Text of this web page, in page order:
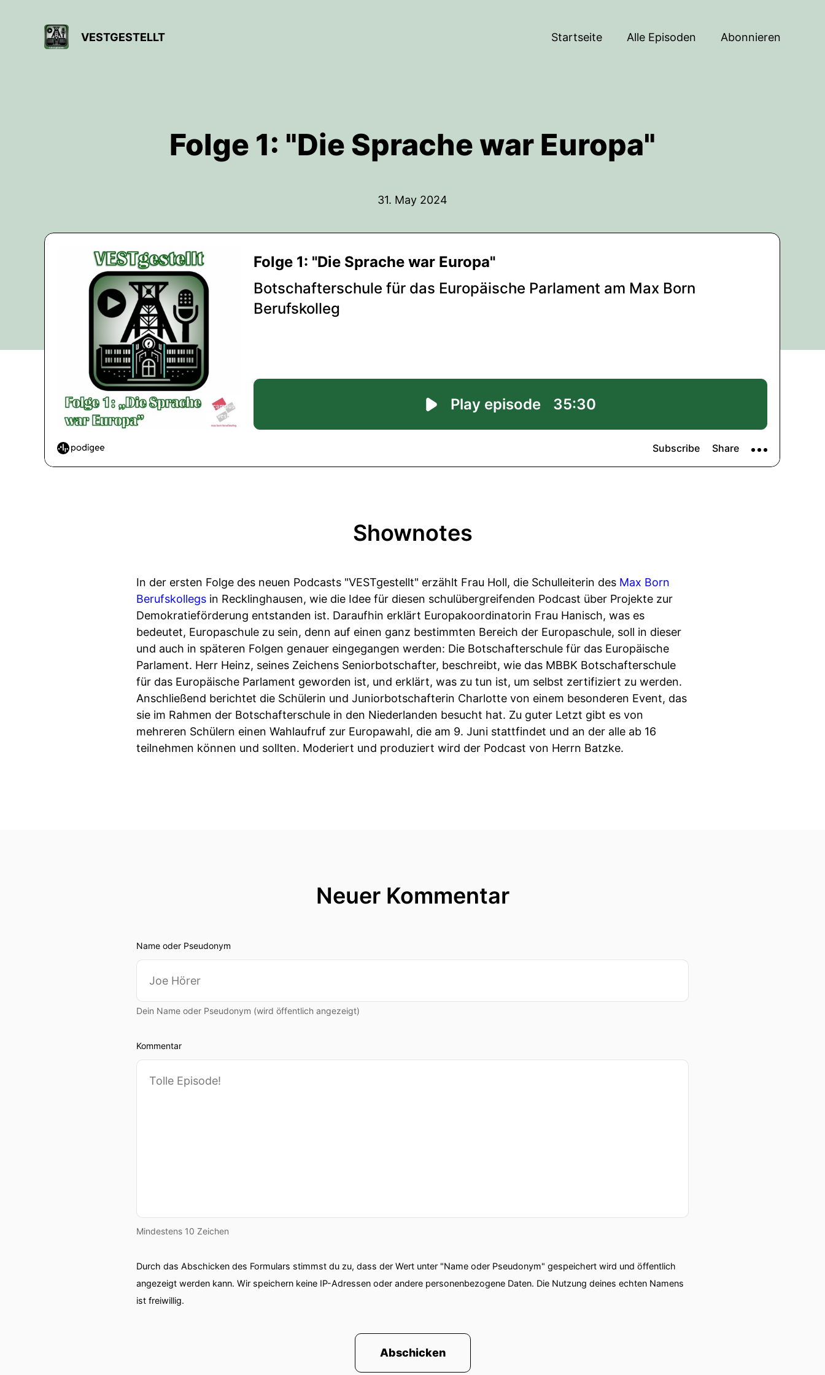
VESTGESTELLT Startseite Alle Episoden Abonnieren
Folge 1: "Die Sprache war Europa"
31. May 2024
Shownotes
In der ersten Folge des neuen Podcasts "VESTgestellt" erzählt Frau Holl, die Schulleiterin des Max Born
Berufskollegs in Recklinghausen, wie die Idee für diesen schulübergreifenden Podcast über Projekte zur
Demokratieförderung entstanden ist. Daraufhin erklärt Europakoordinatorin Frau Hanisch, was es
bedeutet, Europaschule zu sein, denn auf einen ganz bestimmten Bereich der Europaschule, soll in dieser
und auch in späteren Folgen genauer eingegangen werden: Die Botschafterschule für das Europäische
Parlament. Herr Heinz, seines Zeichens Seniorbotschafter, beschreibt, wie das MBBK Botschafterschule
für das Europäische Parlament geworden ist, und erklärt, was zu tun ist, um selbst zertifiziert zu werden.
Anschließend berichtet die Schülerin und Juniorbotschafterin Charlotte von einem besonderen Event, das
sie im Rahmen der Botschafterschule in den Niederlanden besucht hat. Zu guter Letzt gibt es von
mehreren Schülern einen Wahlaufruf zur Europawahl, die am 9. Juni stattfindet und an der alle ab 16
teilnehmen können und sollten. Moderiert und produziert wird der Podcast von Herrn Batzke.
Neuer Kommentar
Name oder Pseudonym
Dein Name oder Pseudonym (wird öffentlich angezeigt)
Kommentar
Mindestens 10 Zeichen
Durch das Abschicken des Formulars stimmst du zu, dass der Wert unter "Name oder Pseudonym" gespeichert wird und öffentlich
angezeigt werden kann. Wir speichern keine IP-Adressen oder andere personenbezogene Daten. Die Nutzung deines echten Namens
ist freiwillig.
Abschicken